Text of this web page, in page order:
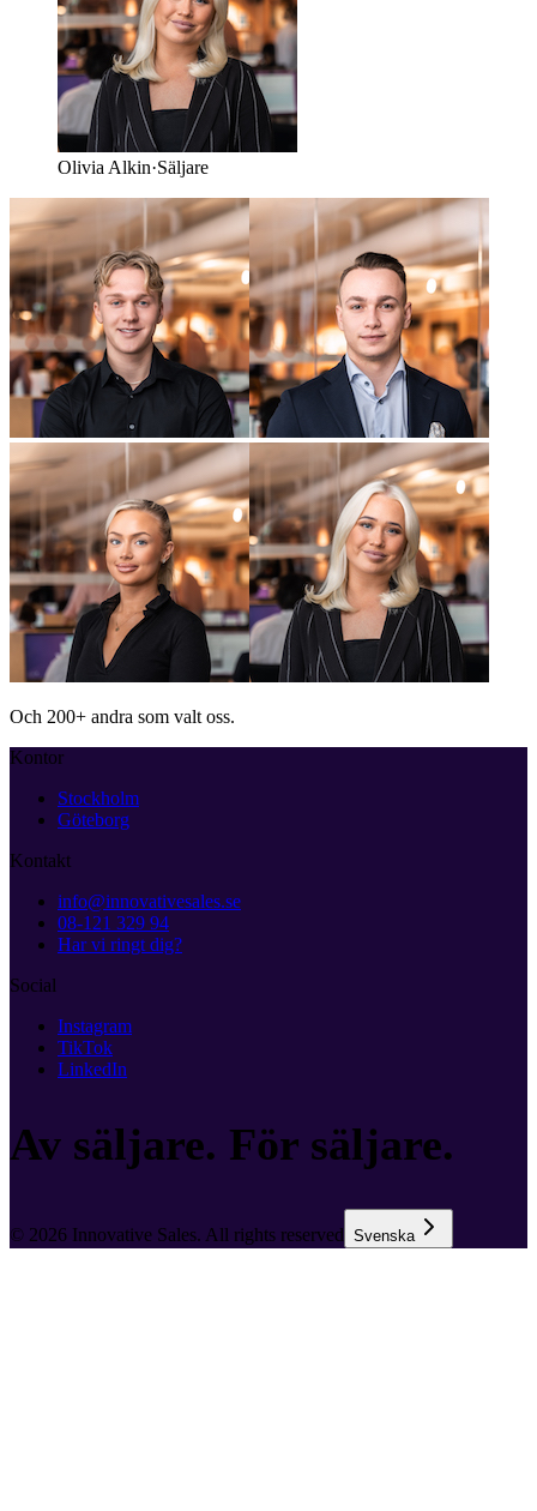
Olivia Alkin·Säljare
Och 200+ andra som valt oss.
Kontor
Stockholm
Göteborg
Kontakt
info@innovativesales.se
08-121 329 94
Har vi ringt dig?
Social
Instagram
TikTok
LinkedIn
Av säljare. För säljare.
© 2026 Innovative Sales. All rights reserved Svenska